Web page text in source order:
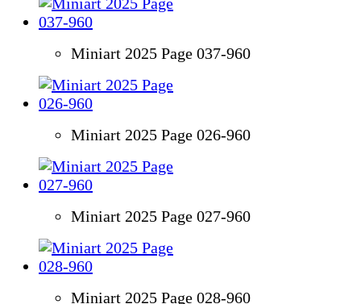
Miniart 2025 Page 037-960
Miniart 2025 Page 026-960
Miniart 2025 Page 027-960
Miniart 2025 Page 028-960